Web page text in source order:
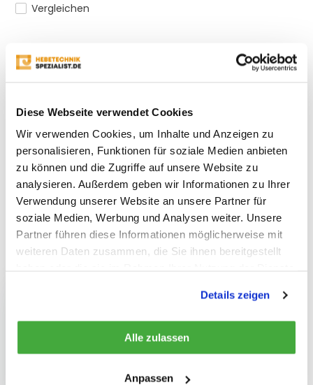
Diese Webseite verwendet Cookies
Wir verwenden Cookies, um Inhalte und Anzeigen zu
personalisieren, Funktionen für soziale Medien anbieten
zu können und die Zugriffe auf unsere Website zu
analysieren. Außerdem geben wir Informationen zu Ihrer
Verwendung unserer Website an unsere Partner für
soziale Medien, Werbung und Analysen weiter. Unsere
Partner führen diese Informationen möglicherweise mit
weiteren Daten zusammen, die Sie ihnen bereitgestellt
Details zeigen
Alle zulassen
Anpassen
Vergleichen
Produktbeschreibung
Eigenschaften
Bewertungen
Teilen
Kürzlich gesehen
Spreiztraverse